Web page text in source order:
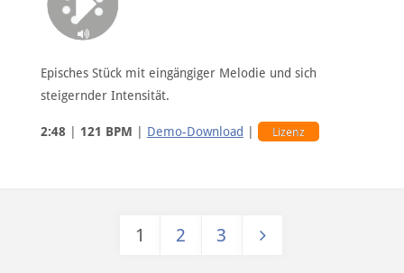
Episches Stück mit eingängiger Melodie und sich
steigernder Intensität.
2:48| 121 BPM | Demo-Download | Lizenz
1 2 3